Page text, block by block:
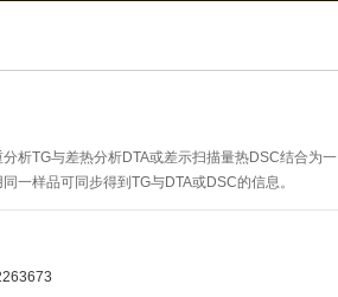
析TG与差热分析DTA或差示扫描量热DSC结合为一
一样品可同步得到TG与DTA或DSC的信息。